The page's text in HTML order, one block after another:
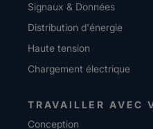
Signaux & Données
Distribution d'énergie
Haute tension
Chargement électrique
TRAVAILLER AVEC
Conception